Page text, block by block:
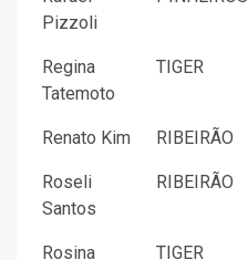
Pizzoli
Regina
Tatemoto
TIGER
Renato Kim RIBEIRÃO
Roseli
Santos
RIBEIRÃO
Rosina
TIGER